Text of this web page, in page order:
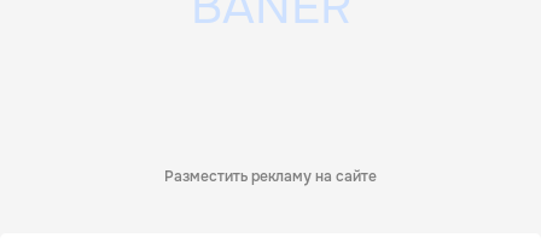
Разместить рекламу на сайте